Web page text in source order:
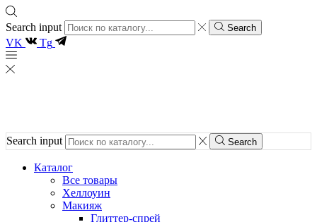
Search input Search
VK Tg
Search input Search
Каталог
Все товары
Хеллоуин
Макияж
Глиттер-спрей